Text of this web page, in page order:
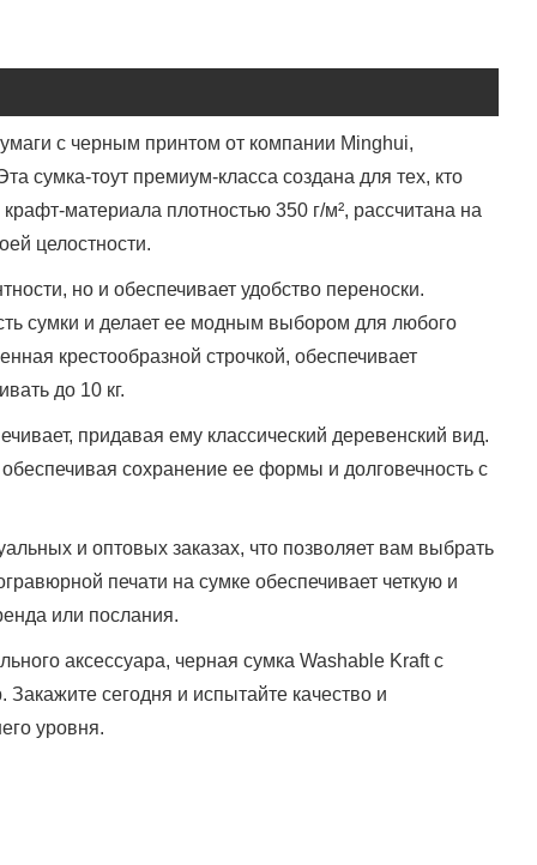
с черным принтом от компании Minghui,
сумка-тоут премиум-класса создана для тех, кто
материала плотностью 350 г/м², рассчитана на
целостности.
но и обеспечивает удобство переноски.
сумки и делает ее модным выбором для любого
крестообразной строчкой, обеспечивает
до 10 кг.
придавая ему классический деревенский вид.
сохранение ее формы и долговечность с
и оптовых заказах, что позволяет вам выбрать
печати на сумке обеспечивает четкую и
или послания.
аксессуара, черная сумка Washable Kraft с
сегодня и испытайте качество и
уровня.